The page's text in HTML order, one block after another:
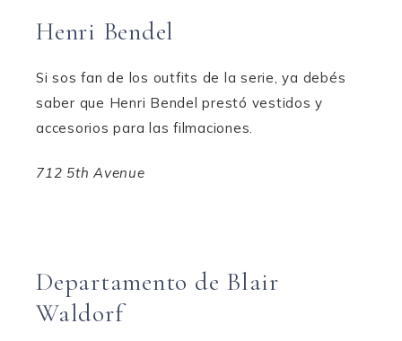
Henri Bendel
Si sos fan de los outfits de la serie, ya debés
saber que Henri Bendel prestó vestidos y
accesorios para las filmaciones.
712 5th Avenue
Departamento de Blair
Waldorf